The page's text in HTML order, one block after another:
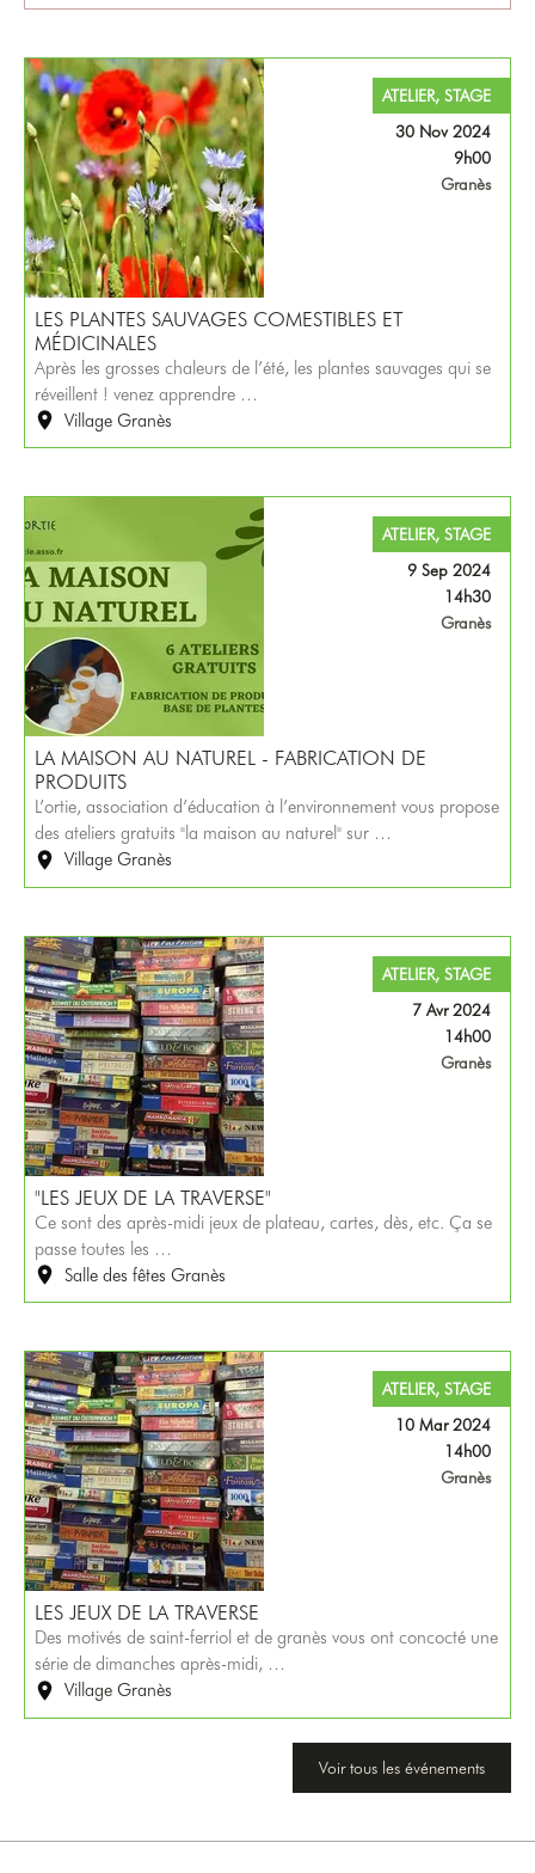
ATELIER, STAGE
30 Nov 2024
9h00
Granès
LES PLANTES SAUVAGES COMESTIBLES ET
MÉDICINALES
Après les grosses chaleurs de l’été, les plantes sauvages qui se
réveillent ! venez apprendre …
Village Granès
ATELIER, STAGE
9 Sep 2024
14h30
Granès
LA MAISON AU NATUREL - FABRICATION DE
PRODUITS
L’ortie, association d’éducation à l’environnement vous propose
des ateliers gratuits "la maison au naturel" sur …
Village Granès
ATELIER, STAGE
7 Avr 2024
14h00
Granès
"LES JEUX DE LA TRAVERSE"
Ce sont des après-midi jeux de plateau, cartes, dès, etc. Ça se
passe toutes les …
Salle des fêtes Granès
ATELIER, STAGE
10 Mar 2024
14h00
Granès
LES JEUX DE LA TRAVERSE
Des motivés de saint-ferriol et de granès vous ont concocté une
série de dimanches après-midi, …
Village Granès
Voir tous les événements